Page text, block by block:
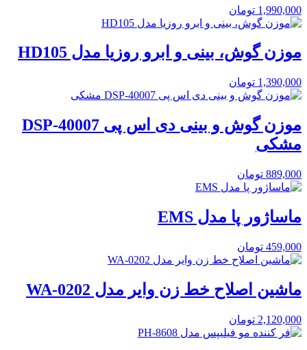
1,990,000 تومان
موزن گوش، بینی و ابرو روزیا مدل HD105
1,390,000 تومان
موزن گوش و بینی دی اس پی DSP-40007
مشکی
889,000 تومان
ماساژور پا مدل EMS
459,000 تومان
ماشین اصلاح خط زن وایر مدل WA-0202
2,120,000 تومان